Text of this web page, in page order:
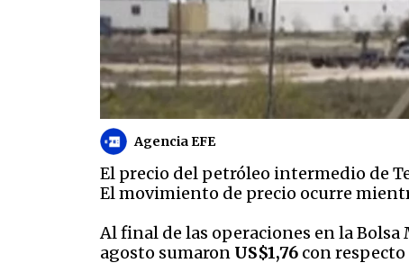
Agencia EFE
El precio del petróleo intermedio de
El movimiento de precio ocurre
Al final de las operaciones en la
agosto sumaron US$1,76 con